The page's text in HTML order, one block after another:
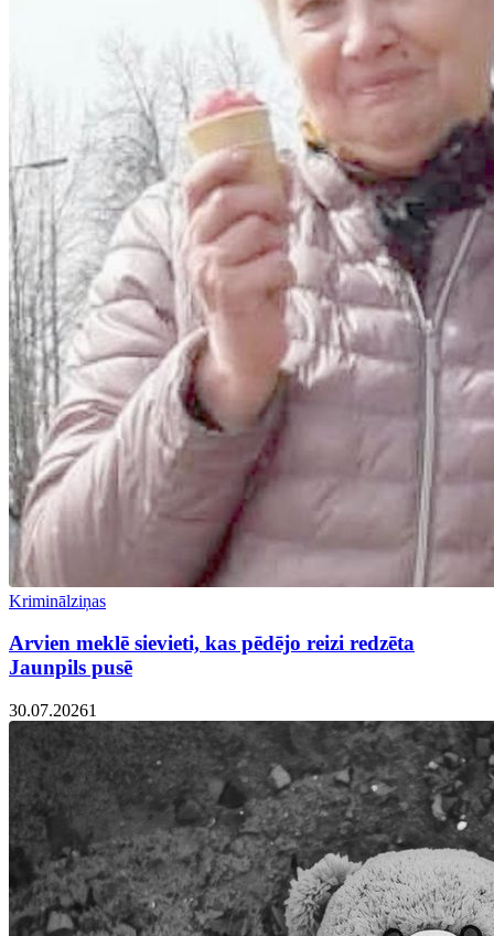
Kriminālziņas
Arvien meklē sievieti, kas pēdējo reizi redzēta
Jaunpils pusē
30.07.20261